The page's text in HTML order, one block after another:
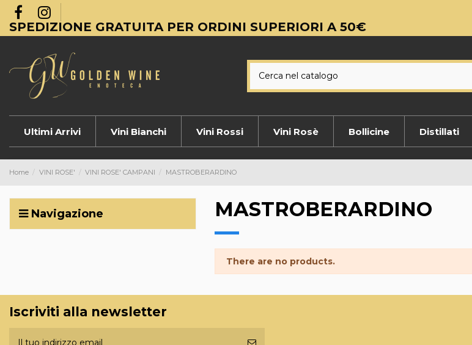
SPEDIZIONE GRATUITA PER ORDINI SUPERIORI A 50€
Ultimi Arrivi Vini Bianchi Vini Rossi Vini Rosè Bollicine Distillati
Home VINI ROSE' VINI ROSE' CAMPANI MASTROBERARDINO
MASTROBERARDINO
There are no products.
Navigazione
Iscriviti alla newsletter